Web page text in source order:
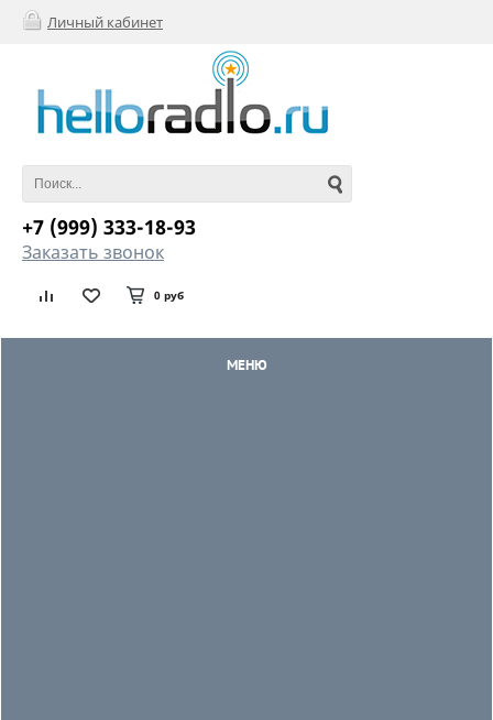
Личный кабинет
+7 (999) 333-18-93
Заказать звонок
0 руб
МЕНЮ